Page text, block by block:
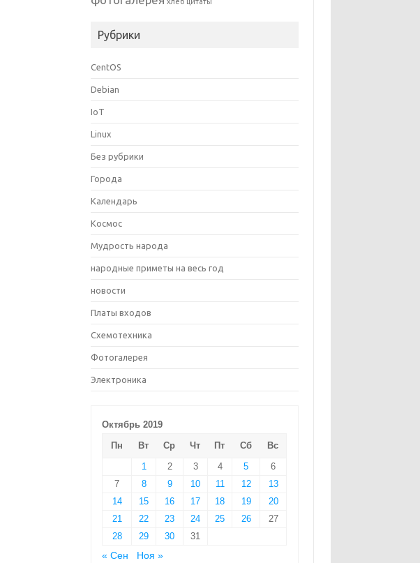
Рубрики
CentOS
Debian
IoT
Linux
Без рубрики
Города
Календарь
Космос
Мудрость народа
народные приметы на весь год
новости
Платы входов
Схемотехника
Фотогалерея
Электроника
Октябрь 2019
Пн
Вт Ср Чт Пт Сб
Вс
1
2 3 4 5
6
7
8 9 10 11 12
13
14
15 16 17 18 19
20
21
22 23 24 25 26
27
28
29 30
31
« Сен
Ноя »